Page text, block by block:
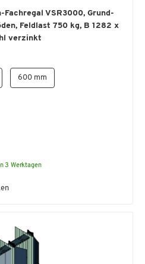
VSR3000, Grund-
Feldlast 750 kg, B 1282 x
verzinkt
600 mm
3 Werktagen